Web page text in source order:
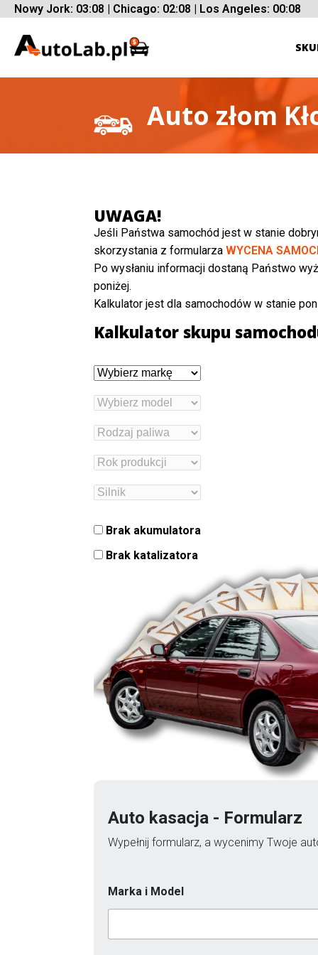
Nowy Jork: 03:08 | Chicago: 02:08 | Los Angeles: 00:08
Auto złom
UWAGA!
Jeśli Państwa samochód jest w stanie
skorzystania z formularza WYCENA
Po wysłaniu informacji dostaną Państwo
poniżej.
Kalkulator jest dla samochodów w stanie
Kalkulator skupu
Brak akumulatora
Brak katalizatora
Auto kasacja - Formularz
Wypełnij formularz, a wycenimy Twoje
Marka i Model